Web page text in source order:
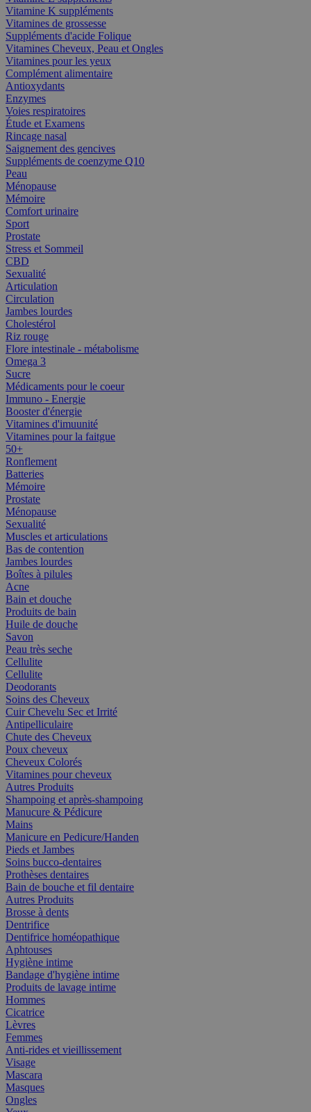
Vitamine K suppléments
Vitamines de grossesse
Suppléments d'acide Folique
Vitamines Cheveux, Peau et Ongles
Vitamines pour les yeux
Complément alimentaire
Antioxydants
Enzymes
Voies respiratoires
Étude et Examens
Rincage nasal
Saignement des gencives
Suppléments de coenzyme Q10
Peau
Ménopause
Mémoire
Comfort urinaire
Sport
Prostate
Stress et Sommeil
CBD
Sexualité
Articulation
Circulation
Jambes lourdes
Cholestérol
Riz rouge
Flore intestinale - métabolisme
Omega 3
Sucre
Médicaments pour le coeur
Immuno - Energie
Booster d'énergie
Vitamines d'imuunité
Vitamines pour la faitgue
50+
Ronflement
Batteries
Mémoire
Prostate
Ménopause
Sexualité
Muscles et articulations
Bas de contention
Jambes lourdes
Boîtes à pilules
Acne
Bain et douche
Produits de bain
Huile de douche
Savon
Peau très seche
Cellulite
Cellulite
Deodorants
Soins des Cheveux
Cuir Chevelu Sec et Irrité
Antipelliculaire
Chute des Cheveux
Poux cheveux
Cheveux Colorés
Vitamines pour cheveux
Autres Produits
Shampoing et après-shampoing
Manucure & Pédicure
Mains
Manicure en Pedicure/Handen
Pieds et Jambes
Soins bucco-dentaires
Prothèses dentaires
Bain de bouche et fil dentaire
Autres Produits
Brosse à dents
Dentrifice
Dentifrice homéopathique
Aphtouses
Hygiène intime
Bandage d'hygiène intime
Produits de lavage intime
Hommes
Cicatrice
Lèvres
Femmes
Anti-rides et vieillissement
Visage
Mascara
Masques
Ongles